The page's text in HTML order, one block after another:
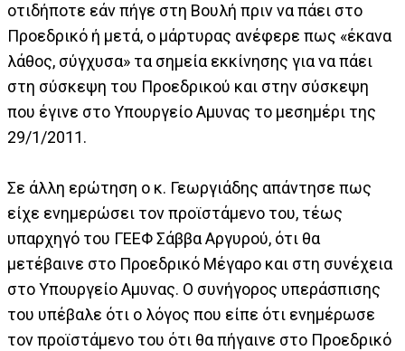
οτιδήποτε εάν πήγε στη Βουλή πριν να πάει στο
Προεδρικό ή μετά, ο μάρτυρας ανέφερε πως «έκανα
λάθος, σύγχυσα» τα σημεία εκκίνησης για να πάει
στη σύσκεψη του Προεδρικού και στην σύσκεψη
που έγινε στο Υπουργείο Αμυνας το μεσημέρι της
29/1/2011.
Σε άλλη ερώτηση ο κ. Γεωργιάδης απάντησε πως
είχε ενημερώσει τον προϊστάμενο του, τέως
υπαρχηγό του ΓΕΕΦ Σάββα Αργυρού, ότι θα
μετέβαινε στο Προεδρικό Μέγαρο και στη συνέχεια
στο Υπουργείο Αμυνας. Ο συνήγορος υπεράσπισης
του υπέβαλε ότι ο λόγος που είπε ότι ενημέρωσε
τον προϊστάμενο του ότι θα πήγαινε στο Προεδρικό